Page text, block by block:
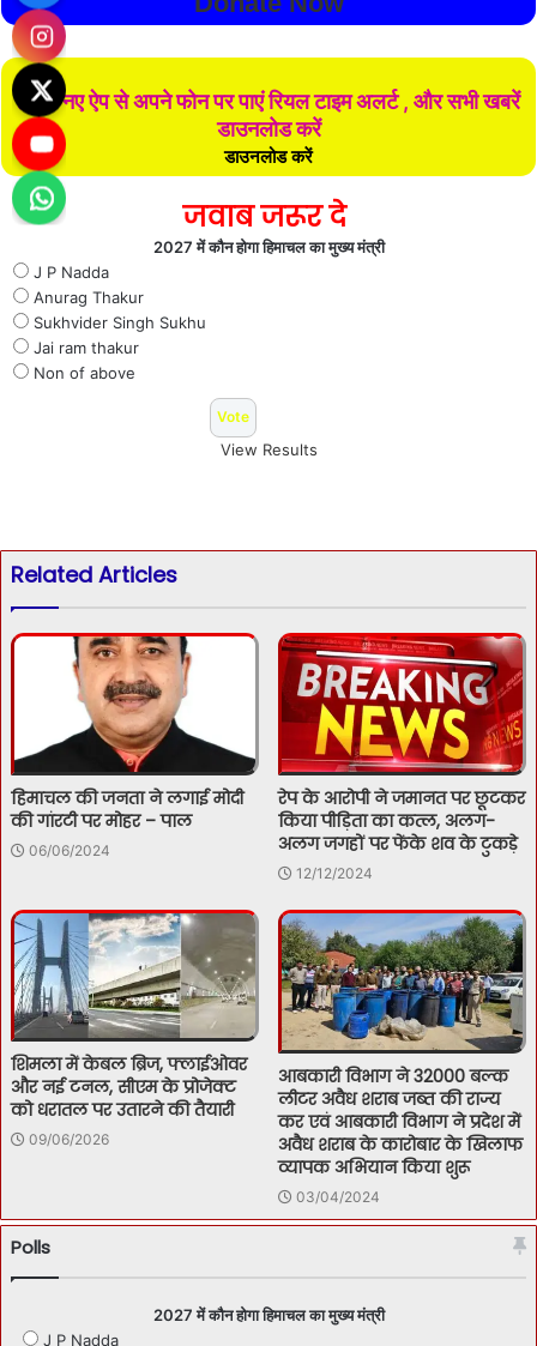
हमारे नए ऐप से अपने फोन पर पाएं रियल टाइम अलर्ट , और सभी खबरें
डाउनलोड करें
डाउनलोड करें
जवाब जरूर दे
2027 में कौन होगा हिमाचल का मुख्य मंत्री
J P Nadda
Anurag Thakur
Sukhvider Singh Sukhu
Jai ram thakur
Non of above
View Results
Related Articles
हिमाचल की जनता ने लगाई मोदी
की गांरटी पर मोहर – पाल
06/06/2024
रेप के आरोपी ने जमानत पर छूटकर
किया पीड़िता का कत्ल, अलग-
अलग जगहों पर फेंके शव के टुकड़े
12/12/2024
शिमला में केबल ब्रिज, फ्लाईओवर
और नई टनल, सीएम के प्रोजेक्ट
को धरातल पर उतारने की तैयारी
09/06/2026
आबकारी विभाग ने 32000 बल्क
लीटर अवैध शराब जब्त की राज्य
कर एवं आबकारी विभाग ने प्रदेश में
अवैध शराब के कारोबार के खिलाफ
व्यापक अभियान किया शुरू
03/04/2024
Polls
2027 में कौन होगा हिमाचल का मुख्य मंत्री
J P Nadda